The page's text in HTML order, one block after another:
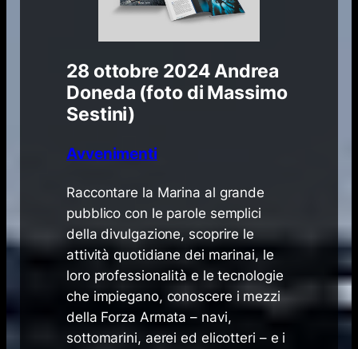
28 ottobre 2024 Andrea
Doneda (foto di Massimo
Sestini)
Avvenimenti
​Raccontare la Marina al grande
pubblico con le parole semplici
della divulgazione, scoprire le
attività quotidiane dei marinai, le
loro professionalità e le tecnologie
che impiegano, conoscere i mezzi
della Forza Armata – navi,
sottomarini, aerei ed elicotteri – e i